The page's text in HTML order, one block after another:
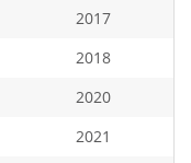
2017
2018
2020
2021